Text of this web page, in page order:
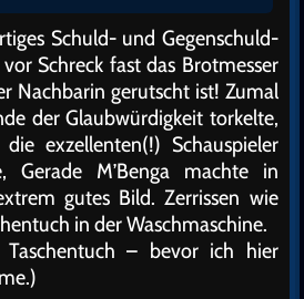
Schuld- und Gegenschuld-
Schreck fast das Brotmesser
Nachbarin gerutscht ist! Zumal
der Glaubwürdigkeit torkelte,
exzellenten(!) Schauspieler
Gerade M’Benga machte in
gutes Bild. Zerrissen wie
in der Waschmaschine.
– bevor ich hier